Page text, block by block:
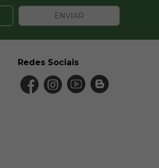
ENVIAR
Redes Sociais